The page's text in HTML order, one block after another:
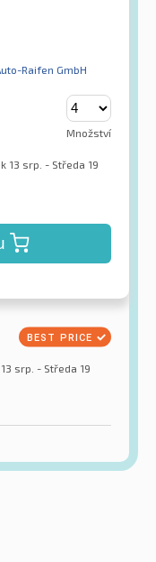
Raifen GmbH
Množství
13 srp. - Středa 19
srp. - Středa 19